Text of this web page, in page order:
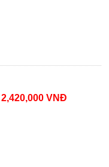
2,420,000 VNĐ